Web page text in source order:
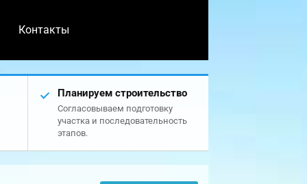
Контакты
Планируем строительство
Согласовываем подготовку
участка и последовательность
этапов.